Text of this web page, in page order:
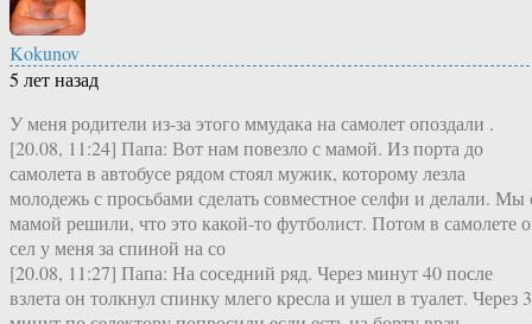
Kokunov
5 лет назад
У меня родители из-за этого ммудака на самолет опоздали .
[20.08, 11:24] Папа: Вот нам повезло с мамой. Из порта до
самолета в автобусе рядом стоял мужик, которому лезла
молодежь с просьбами сделать совместное селфи и делали. Мы
мамой решили, что это какой-то футболист. Потом в самолете
сел у меня за спиной на со
[20.08, 11:27] Папа: На соседний ряд. Через минут 40 после
взлета он толкнул спинку млего кресла и ушел в туалет. Через